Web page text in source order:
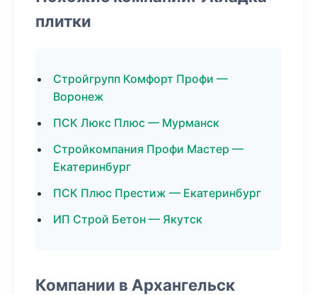
плитки
Стройгрупп Комфорт Профи —
Воронеж
ПСК Люкс Плюс — Мурманск
Стройкомпания Профи Мастер —
Екатеринбург
ПСК Плюс Престиж — Екатеринбург
ИП Строй Бетон — Якутск
Компании в Архангельск